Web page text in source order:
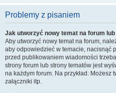
Problemy z pisaniem
Jak utworzyć nowy temat na forum
Aby utworzyć nowy temat na forum,
aby odpowiedzieć w temacie, nacisnąć
przed publikowaniem wiadomości
strony forum lub strony tematów jest
na każdym forum. Na przykład: Możesz
załączniki itp.